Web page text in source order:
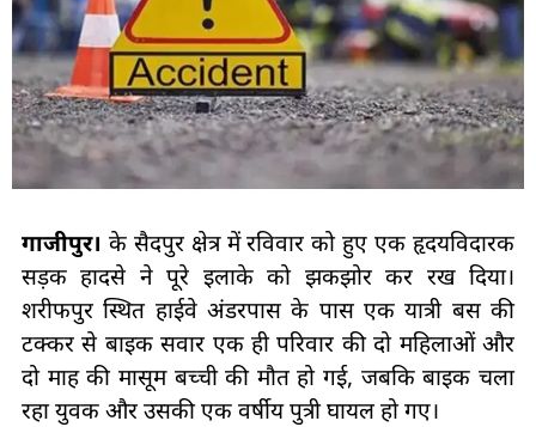
गाजीपुर। के सैदपुर क्षेत्र में रविवार को हुए एक हृदयविदारक
सड़क हादसे ने पूरे इलाके को झकझोर कर रख दिया।
शरीफपुर स्थित हाईवे अंडरपास के पास एक यात्री बस की
टक्कर से बाइक सवार एक ही परिवार की दो महिलाओं और
दो माह की मासूम बच्ची की मौत हो गई, जबकि बाइक चला
रहा युवक और उसकी एक वर्षीय पुत्री घायल हो गए।